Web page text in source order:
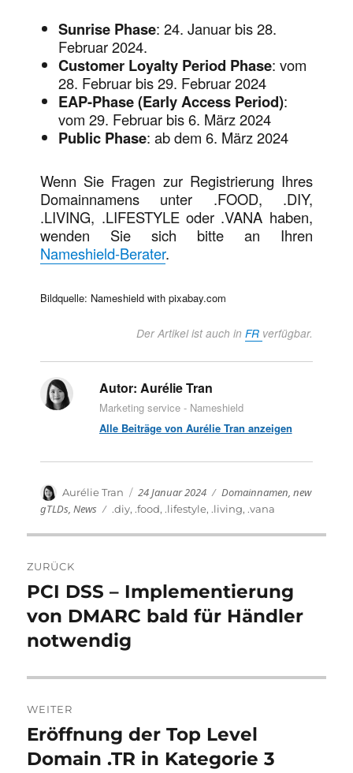
Sunrise Phase: 24. Januar bis 28.
Februar 2024.
Customer Loyalty Period Phase: vom
28. Februar bis 29. Februar 2024
EAP-Phase (Early Access Period):
vom 29. Februar bis 6. März 2024
Public Phase: ab dem 6. März 2024
Wenn Sie Fragen zur Registrierung Ihres
Domainnamens unter .FOOD, .DIY,
.LIVING, .LIFESTYLE oder .VANA haben,
wenden Sie sich bitte an Ihren
Nameshield-Berater.
Bildquelle: Nameshield with pixabay.com
Der Artikel ist auch in FR verfügbar.
Autor: Aurélie Tran
Marketing service - Nameshield
Alle Beiträge von Aurélie Tran anzeigen
Autor
Aurélie Tran Veröffentlicht
am
24 Januar 2024 Kategorien
Domainnamen,new
gTLDs,News Schlagwörter
.diy, .food, .lifestyle, .living, .vana
ZURÜCK
Vorheriger
Beitrag:
PCI DSS – Implementierung
von DMARC bald für Händler
notwendig
WEITER
Nächster
Beitrag:
Eröffnung der Top Level
Domain .TR in Kategorie 3